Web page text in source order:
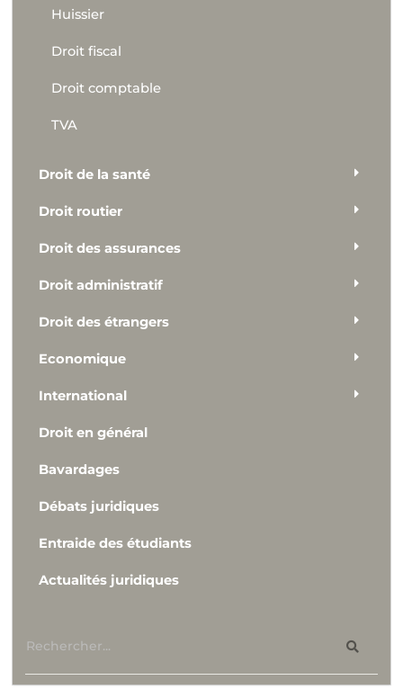
Huissier
Droit fiscal
Droit comptable
TVA
Droit de la santé
Droit routier
Droit des assurances
Droit administratif
Droit des étrangers
Economique
International
Droit en général
Bavardages
Débats juridiques
Entraide des étudiants
Actualités juridiques